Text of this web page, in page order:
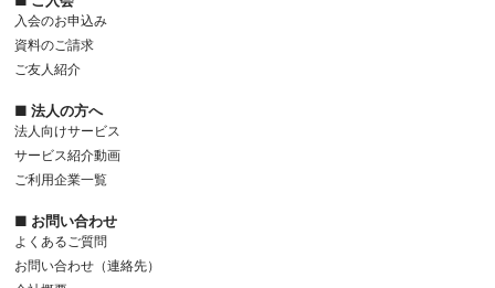
入会のお申込み
資料のご請求
ご友人紹介
■ 法人の方へ
法人向けサービス
サービス紹介動画
ご利用企業一覧
■ お問い合わせ
よくあるご質問
お問い合わせ（連絡先）